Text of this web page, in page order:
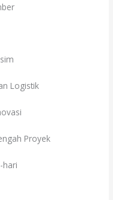
Logistik
Proyek
hari